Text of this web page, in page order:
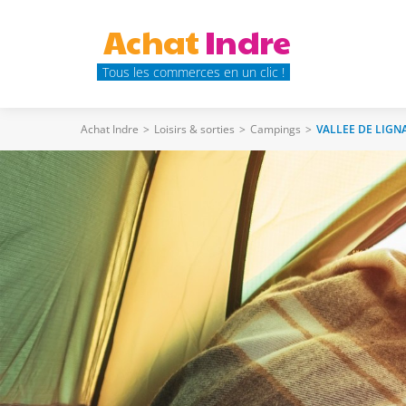
AchatIndre
Tous les commerces en un clic !
Achat Indre > Loisirs & sorties > Campings > VALLEE DE